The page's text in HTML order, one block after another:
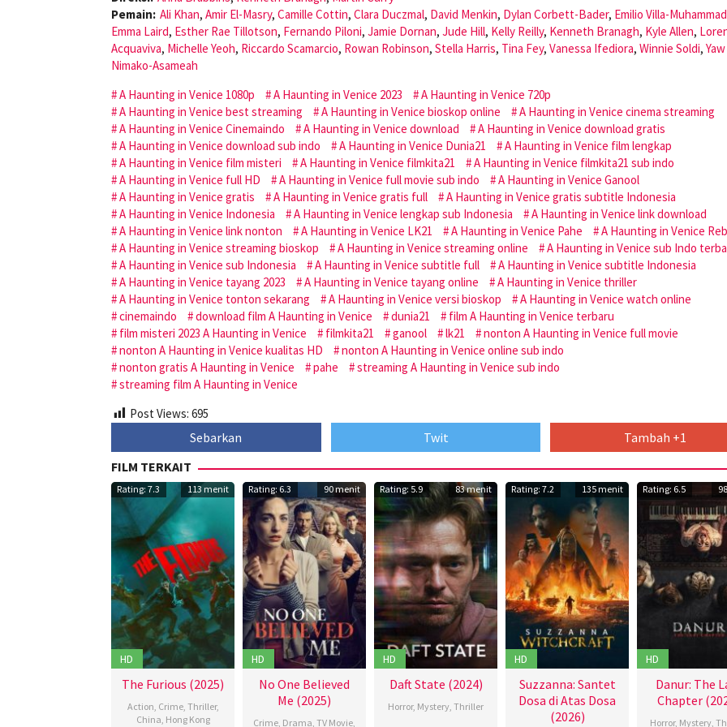
Pemain: Ali Khan, Amir El-Masry, Camille Cottin, Clara Duczmal, David Menkin, Dylan Corbett-Bader, Emilio Villa-Muhammad
Emma Laird, Esther Rae Tillotson, Fernando Piloni, Jamie Dornan, Jude Hill, Kelly Reilly, Kenneth Branagh, Kyle Allen,
Acquaviva, Michelle Yeoh, Riccardo Scamarcio, Rowan Robinson, Stella Harris, Tina Fey, Vanessa Ifediora, Winnie Soldi, Yaw
Nimako-Asameah
A Haunting in Venice 1080p
A Haunting in Venice 2023
A Haunting in Venice 720p
A Haunting in Venice best streaming
A Haunting in Venice bioskop online
A Haunting in Venice cinema streaming
A Haunting in Venice Cinemaindo
A Haunting in Venice download
A Haunting in Venice download gratis
A Haunting in Venice download sub indo
A Haunting in Venice Dunia21
A Haunting in Venice film lengkap
A Haunting in Venice film misteri
A Haunting in Venice filmkita21
A Haunting in Venice filmkita21 sub indo
A Haunting in Venice full HD
A Haunting in Venice full movie sub indo
A Haunting in Venice Ganool
A Haunting in Venice gratis
A Haunting in Venice gratis full
A Haunting in Venice gratis subtitle Indonesia
A Haunting in Venice Indonesia
A Haunting in Venice lengkap sub Indonesia
A Haunting in Venice link download
A Haunting in Venice link nonton
A Haunting in Venice LK21 A Haunting in Venice Pahe
A Haunting in Venice
A Haunting in Venice streaming bioskop
A Haunting in Venice streaming online
A Haunting in Venice sub Indo
A Haunting in Venice sub Indonesia
A Haunting in Venice subtitle full
A Haunting in Venice subtitle Indonesia
A Haunting in Venice tayang 2023
A Haunting in Venice tayang online
A Haunting in Venice thriller
A Haunting in Venice tonton sekarang
A Haunting in Venice versi bioskop
A Haunting in Venice watch online
cinemaindo
download film A Haunting in Venice dunia21
film A Haunting in Venice terbaru
film misteri 2023 A Haunting in Venice
filmkita21 ganool lk21
nonton A Haunting in Venice full movie
nonton A Haunting in Venice kualitas HD
nonton A Haunting in Venice online sub indo
nonton gratis A Haunting in Venice
pahe
streaming A Haunting in Venice sub indo
streaming film A Haunting in Venice
Post Views: 695
Sebarkan Twit
Tambah +1
FILM TERKAIT
Rating: 7.3 113 menit
HD
The Furious (2025)
Action, Crime, Thriller,
China, Hong Kong
Rating: 6.3 90 menit
HD
No One Believed
Me (2025)
Crime, Drama, TV Movie,
Rating: 5.9 83 menit
HD
Daft State (2024)
Horror, Mystery, Thriller
Rating: 7.2 135 menit
HD
Suzzanna: Santet
Dosa di Atas Dosa
(2026)
Rating: 6.5
HD
Danur: The
Chapter
Horror, Mystery,